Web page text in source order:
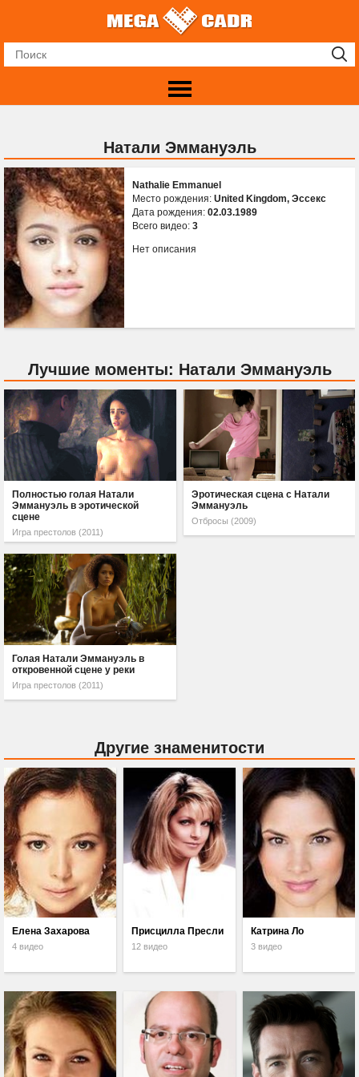
Натали Эммануэль
Nathalie Emmanuel
Место рождения: United Kingdom, Эссекс
Дата рождения: 02.03.1989
Всего видео: 3
Нет описания
Лучшие моменты: Натали Эммануэль
Полностью голая Натали
Эммануэль в эротической
сцене
Игра престолов (2011)
Эротическая сцена с Натали
Эммануэль
Отбросы (2009)
Голая Натали Эммануэль в
откровенной сцене у реки
Игра престолов (2011)
Другие знаменитости
Елена Захарова
4 видео
Присцилла Пресли
12 видео
Катрина Ло
3 видео